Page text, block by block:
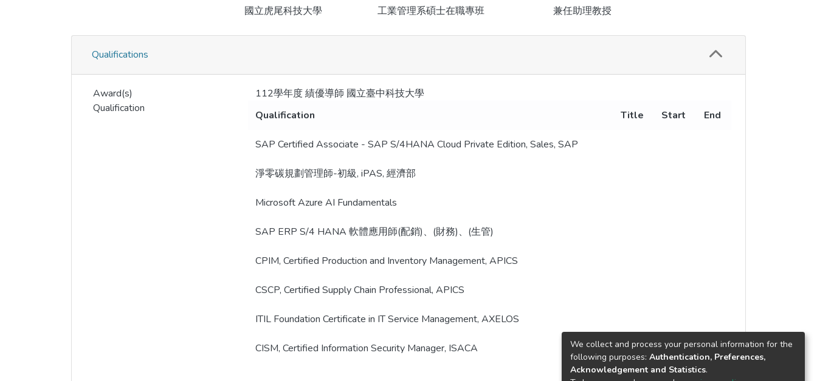
國立虎尾科技大學 工業管理系碩士在職專班 兼任助理教授
Qualifications
Award(s)
112學年度 績優導師 國立臺中科技大學
Qualification
Qualification Title Start End
SAP Certified Associate - SAP S/4HANA Cloud Private Edition, Sales, SAP
淨零碳規劃管理師-初級, iPAS, 經濟部
Microsoft Azure AI Fundamentals
SAP ERP S/4 HANA 軟體應用師(配銷)、(財務)、(生管)
CPIM, Certified Production and Inventory Management, APICS
CSCP, Certified Supply Chain Professional, APICS
ITIL Foundation Certificate in IT Service Management, AXELOS
CISM, Certified Information Security Manager, ISACA
We collect and process your personal information for the
following purposes: Authentication, Preferences,
Acknowledgement and Statistics.